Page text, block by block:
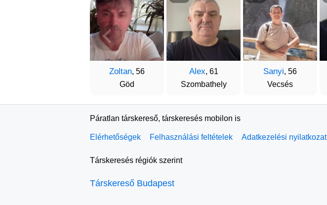
Zoltan, 56
Göd
Alex, 61
Szombathely
Sanyi, 56
Vecsés
Páratlan társkereső, társkeresés mobilon is
Elérhetőségek Felhasználási feltételek Adatkezelési nyilatkozat
Társkeresés régiók szerint
Társkereső Budapest